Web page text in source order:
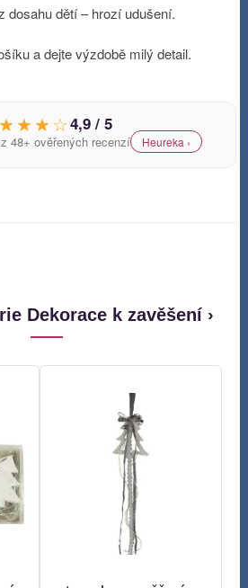
dosahu dětí – hrozí udušení.
a dejte výzdobě milý detail.
4,9 / 5
z 48+ ověřených recenzí Heureka ›
Dekorace k zavěšení ›